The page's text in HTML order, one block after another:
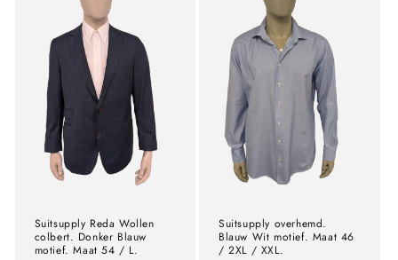
Suitsupply Reda Wollen
colbert. Donker Blauw
motief. Maat 54 / L.
Suitsupply overhemd.
Blauw Wit motief. Maat 46
/ 2XL / XXL.